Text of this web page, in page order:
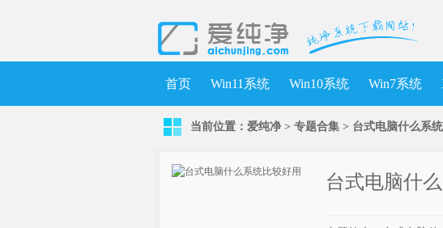
首页 Win11系统 Win10系统 Win7系统
当前位置： 爱纯净 > 专题合集 > 台式电脑什么系
台式电脑什